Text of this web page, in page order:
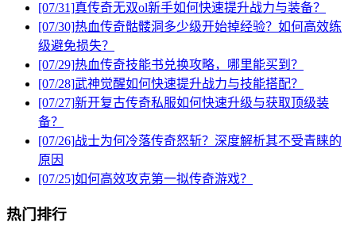
[07/31]真传奇无双ol新手如何快速提升战力与装备？
[07/30]热血传奇骷髅洞多少级开始掉经验？如何高效练
级避免损失？
[07/29]热血传奇技能书兑换攻略，哪里能买到？
[07/28]武神觉醒如何快速提升战力与技能搭配？
[07/27]新开复古传奇私服如何快速升级与获取顶级装
备？
[07/26]战士为何冷落传奇怒斩？深度解析其不受青睐的
原因
[07/25]如何高效攻克第一拟传奇游戏？
热门排行